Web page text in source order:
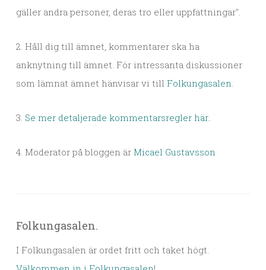
gäller andra personer, deras tro eller uppfattningar".
2. Håll dig till ämnet, kommentarer ska ha
anknytning till ämnet. För intressanta diskussioner
som lämnat ämnet hänvisar vi till Folkungasalen.
3. Se mer detaljerade kommentarsregler här..
4. Moderator på bloggen är Micael Gustavsson
Folkungasalen.
I Folkungasalen är ordet fritt och taket högt.